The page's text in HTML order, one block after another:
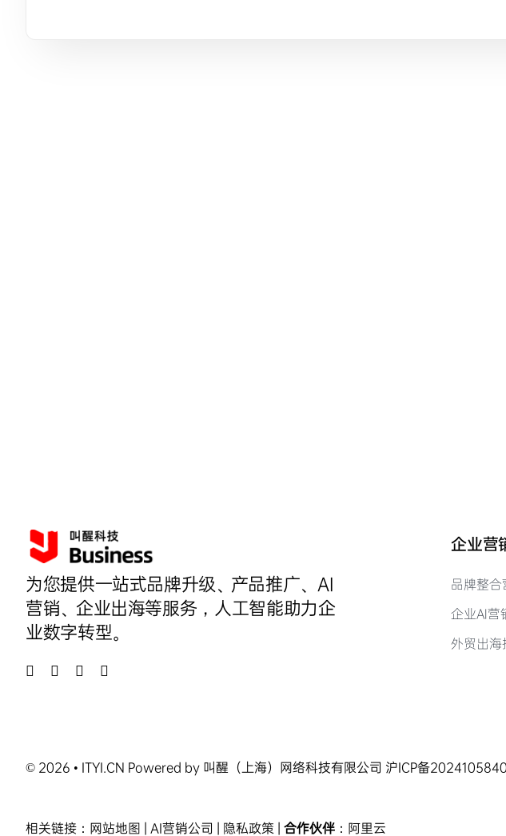
为您提供一站式品牌升级、产品推广、AI
营销、企业出海等服务，人工智能助力企
业数字转型。
企业营
品牌整合
企业AI营
外贸出海
© 2026 • ITYI.CN Powered by 叫醒（上海）网络科技有限公司 沪ICP备
相关链接： 网站地图 | AI营销公司 隐私政策 合作伙伴： 阿里云